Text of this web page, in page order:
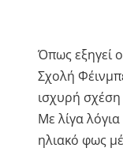
Όπως εξηγεί
Σχολή
ισχυρή
Με λίγα
ηλιακό φως